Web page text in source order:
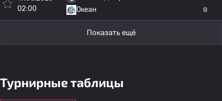
02:00
Океан
0
Показать ещё
Турнирные таблицы